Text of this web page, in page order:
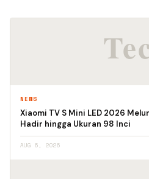
NEWS
Xiaomi TV S Mini LED 2026
Hadir hingga Ukuran 98 Inci
AUG 6, 2026